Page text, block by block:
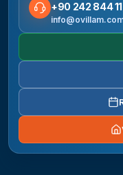
+90 242 844 11